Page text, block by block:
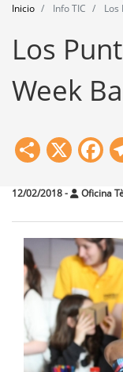
Agenda
Formación
Herramientas
Inicio Info TIC Los
Los
Week
Share
X
12/02/2018- Oficina